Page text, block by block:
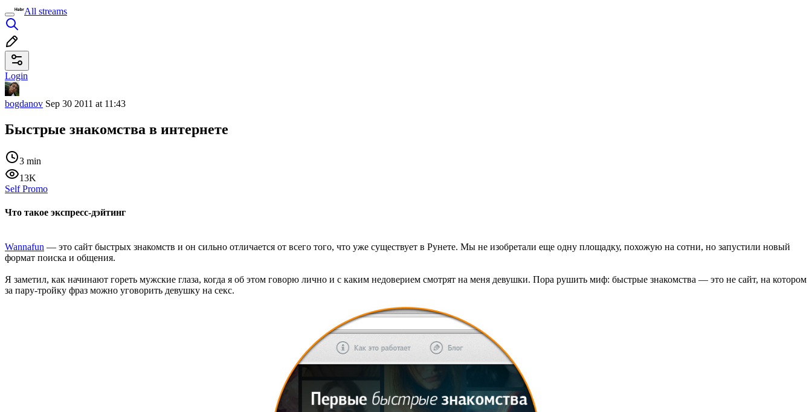
All streams
Login
bogdanov Sep 30 2011 at 11:43
Быстрые знакомства в интернете
3 min
13K
Self Promo
Что такое экспресс-дэйтинг
Wannafun — это сайт быстрых знакомств и он сильно отличается от всего того, что уже существует в Рунете. Мы не изобретали еще одну площадку, похожую на сотни, но запустили новый
формат поиска и общения.
Я заметил, как начинают гореть мужские глаза, когда я об этом говорю лично и с каким недоверием смотрят на меня девушки. Пора рушить миф: быстрые знакомства — это не сайт, на котором
за пару-тройку фраз можно уговорить девушку на секс.